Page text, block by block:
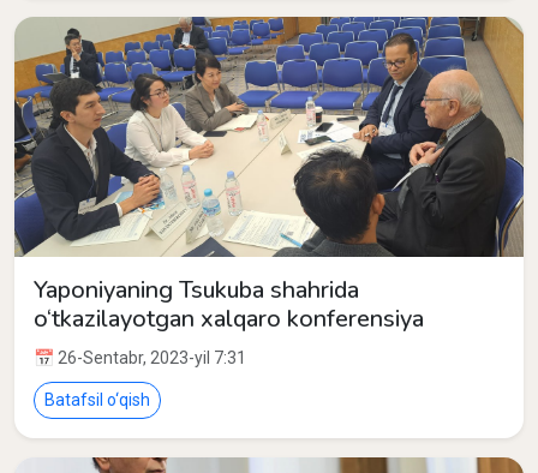
Yaponiyaning Tsukuba shahrida
o‘tkazilayotgan xalqaro konferensiya
📅 26-Sentabr, 2023-yil 7:31
Batafsil o‘qish